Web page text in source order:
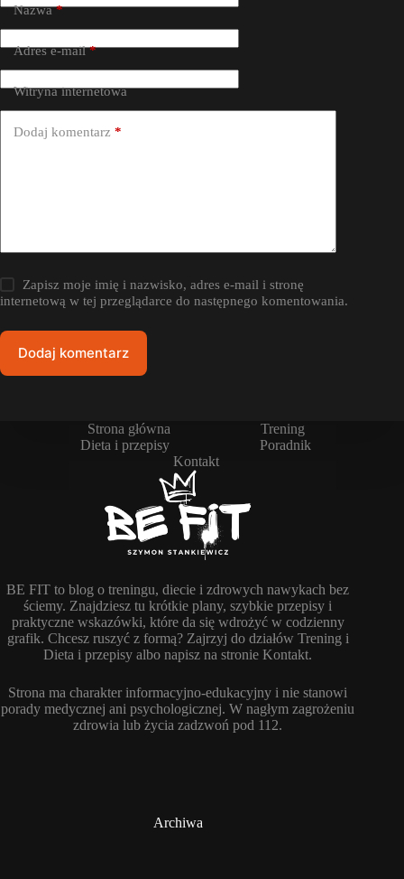
Nazwa*
Adres e-mail*
Witryna internetowa
Dodaj komentarz *
Zapisz moje imię i nazwisko, adres e-mail i stronę
internetową w tej przeglądarce do następnego komentowania.
Dodaj komentarz
Strona główna
Trening
Dieta i przepisy
Poradnik
Kontakt
BE FIT to blog o treningu, diecie i zdrowych nawykach bez
ściemy. Znajdziesz tu krótkie plany, szybkie przepisy i
praktyczne wskazówki, które da się wdrożyć w codzienny
grafik. Chcesz ruszyć z formą? Zajrzyj do działów Trening i
Dieta i przepisy albo napisz na stronie Kontakt.
Strona ma charakter informacyjno-edukacyjny i nie stanowi
porady medycznej ani psychologicznej. W nagłym zagrożeniu
zdrowia lub życia zadzwoń pod 112.
Archiwa